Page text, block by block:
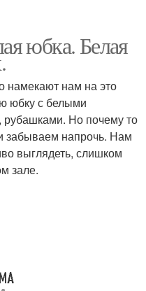
юбка. Белая
намекают нам на это
юбку с белыми
рубашками. Но почему то
забываем напрочь. Нам
выглядеть, слишком
зале.